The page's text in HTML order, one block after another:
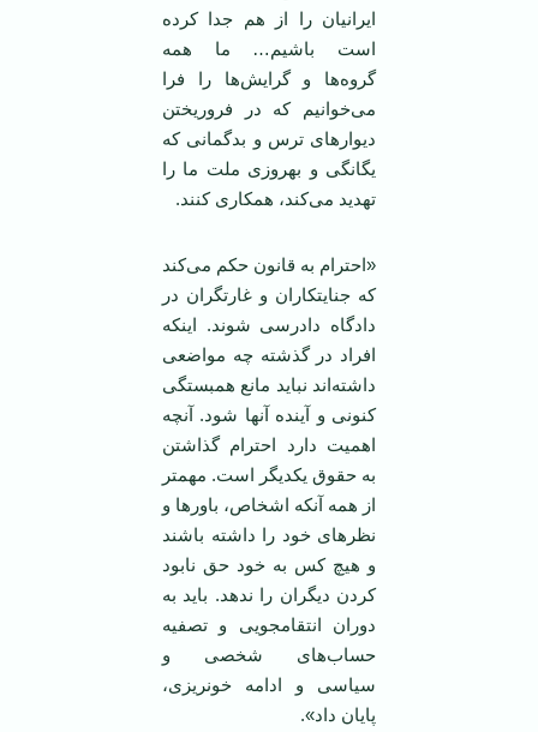
‌ایرانیان را از هم جدا کرده
است باشیم… ما همه
گروه‌ها و گرایش‌ها را فرا
می‌خوانیم که در فروریختن
دیوارهای ترس و بدگمانی که
یگانگی و بهروزی ملت ما را
تهدید می‌کند، همکاری کنند.
«احترام به قانون حکم می‌کند
که جنایتکاران و غارتگران در
دادگاه دادرسی شوند. ‌اینکه
افراد در گذشته چه مواضعی
داشته‌اند نباید مانع همبستگی
کنونی و آینده آنها شود. آنچه
اهمیت دارد احترام گذاشتن
به حقوق یکدیگر است. مهمتر
از همه آنکه اشخاص، باورها و
نظرهای خود را داشته باشند
و هیچ کس به خود حق نابود
کردن دیگران را ندهد. باید به
دوران انتقامجویی و تصفیه
حساب‌های شخصی و
سیاسی و ادامه خونریزی،
پایان داد».